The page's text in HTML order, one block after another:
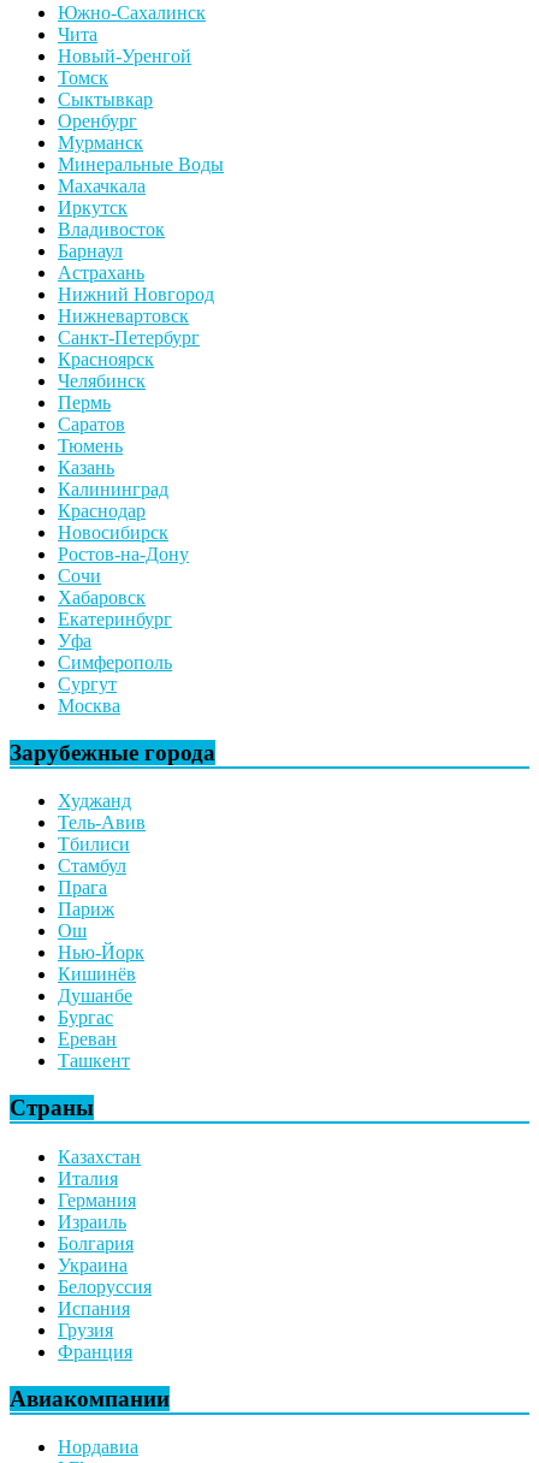
Южно-Сахалинск
Чита
Новый-Уренгой
Томск
Сыктывкар
Оренбург
Мурманск
Минеральные Воды
Махачкала
Иркутск
Владивосток
Барнаул
Астрахань
Нижний Новгород
Нижневартовск
Санкт-Петербург
Красноярск
Челябинск
Пермь
Саратов
Тюмень
Казань
Калининград
Краснодар
Новосибирск
Ростов-на-Дону
Сочи
Хабаровск
Екатеринбург
Уфа
Симферополь
Сургут
Москва
Зарубежные города
Худжанд
Тель-Авив
Тбилиси
Стамбул
Прага
Париж
Ош
Нью-Йорк
Кишинёв
Душанбе
Бургас
Ереван
Ташкент
Страны
Казахстан
Италия
Германия
Израиль
Болгария
Украина
Белоруссия
Испания
Грузия
Франция
Авиакомпании
Нордавиа